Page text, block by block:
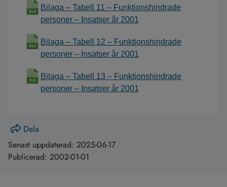
Bilaga – Tabell 11 – Funktionshindrade
personer – Insatser år 2001
Bilaga – Tabell 12 – Funktionshindrade
personer – Insatser år 2001
Bilaga – Tabell 13 – Funktionshindrade
personer – Insatser år 2001
Dela
Senast uppdaterad: 2025-06-17
Publicerad: 2002-01-01